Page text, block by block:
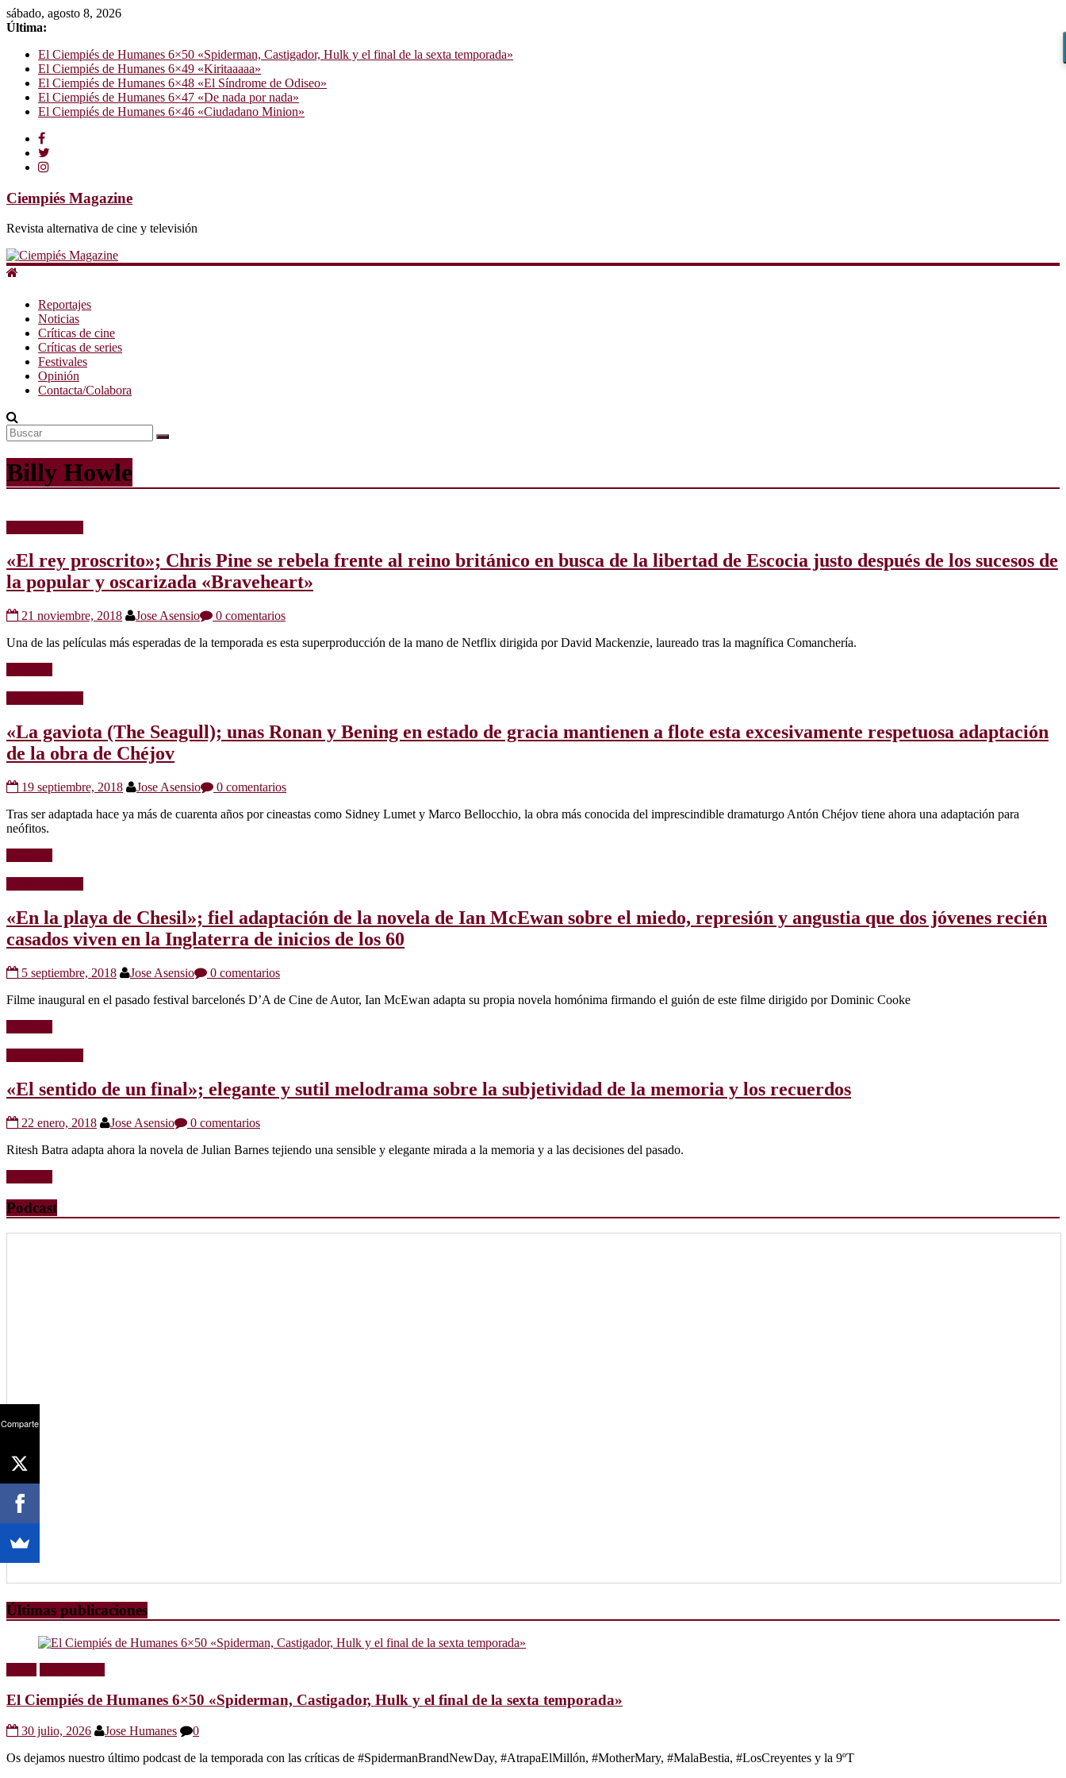
sábado, agosto 8, 2026
Última:
El Ciempiés de Humanes 6×50 «Spiderman, Castigador, Hulk y el final de la sexta temporada»
El Ciempiés de Humanes 6×49 «Kiritaaaaa»
El Ciempiés de Humanes 6×48 «El Síndrome de Odiseo»
El Ciempiés de Humanes 6×47 «De nada por nada»
El Ciempiés de Humanes 6×46 «Ciudadano Minion»
Ciempiés Magazine
Revista alternativa de cine y televisión
Reportajes
Noticias
Críticas de cine
Críticas de series
Festivales
Opinión
Contacta/Colabora
Billy Howle
«El rey proscrito»; Chris Pine se rebela frente al reino británico en busca de la libertad de Escocia justo después de los sucesos de
la popular y oscarizada «Braveheart»
21 noviembre, 2018 Jose Asensio
0 comentarios
Una de las películas más esperadas de la temporada es esta superproducción de la mano de Netflix dirigida por David Mackenzie, laureado tras la magnífica Comanchería.
«La gaviota (The Seagull); unas Ronan y Bening en estado de gracia mantienen a flote esta excesivamente respetuosa adaptación
de la obra de Chéjov
19 septiembre, 2018 Jose Asensio
0 comentarios
Tras ser adaptada hace ya más de cuarenta años por cineastas como Sidney Lumet y Marco Bellocchio, la obra más conocida del imprescindible dramaturgo Antón Chéjov tiene ahora una adaptación para
neófitos.
«En la playa de Chesil»; fiel adaptación de la novela de Ian McEwan sobre el miedo, represión y angustia que dos jóvenes recién
casados viven en la Inglaterra de inicios de los 60
5 septiembre, 2018 Jose Asensio
0 comentarios
Filme inaugural en el pasado festival barcelonés D’A de Cine de Autor, Ian McEwan adapta su propia novela homónima firmando el guión de este filme dirigido por Dominic Cooke
«El sentido de un final»; elegante y sutil melodrama sobre la subjetividad de la memoria y los recuerdos
22 enero, 2018 Jose Asensio
0 comentarios
Ritesh Batra adapta ahora la novela de Julian Barnes tejiendo una sensible y elegante mirada a la memoria y a las decisiones del pasado.
Podcast
Últimas publicaciones
El Ciempiés de Humanes 6×50 «Spiderman, Castigador, Hulk y el final de la sexta temporada»
30 julio, 2026 Jose Humanes
0
Os dejamos nuestro último podcast de la temporada con las críticas de #SpidermanBrandNewDay, #AtrapaElMillón, #MotherMary, #MalaBestia, #LosCreyentes y la 9ºT
Comparte